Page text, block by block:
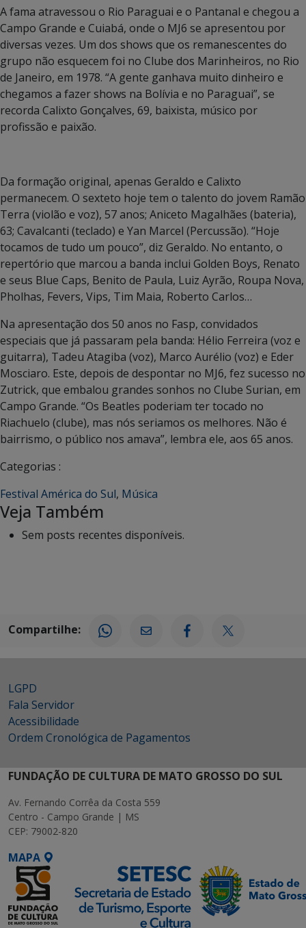
A fama atravessou o Rio Paraguai e o Pantanal e chegou a
Campo Grande e Cuiabá, onde o MJ6 se apresentou por
diversas vezes. Um dos shows que os remanescentes do
grupo não esquecem foi no Clube dos Marinheiros, no Rio
de Janeiro, em 1978. “A gente ganhava muito dinheiro e
chegamos a fazer shows na Bolívia e no Paraguai”, se
recorda Calixto Gonçalves, 69, baixista, músico por
profissão e paixão.
Da formação original, apenas Geraldo e Calixto
permanecem. O sexteto hoje tem o talento do jovem Ramão
Terra (violão e voz), 57 anos; Aniceto Magalhães (bateria),
63; Cavalcanti (teclado) e Yan Marcel (Percussão). “Hoje
tocamos de tudo um pouco”, diz Geraldo. No entanto, o
repertório que marcou a banda inclui Golden Boys, Renato
e seus Blue Caps, Benito de Paula, Luiz Ayrão, Roupa Nova,
Pholhas, Fevers, Vips, Tim Maia, Roberto Carlos…
Na apresentação dos 50 anos no Fasp, convidados
especiais que já passaram pela banda: Hélio Ferreira (voz e
guitarra), Tadeu Atagiba (voz), Marco Aurélio (voz) e Eder
Mosciaro. Este, depois de despontar no MJ6, fez sucesso no
Zutrick, que embalou grandes sonhos no Clube Surian, em
Campo Grande. “Os Beatles poderiam ter tocado no
Riachuelo (clube), mas nós seriamos os melhores. Não é
bairrismo, o público nos amava”, lembra ele, aos 65 anos.
Categorias :
Festival América do Sul, Música
Veja Também
Sem posts recentes disponíveis.
Compartilhe:
LGPD
Fala Servidor
Acessibilidade
Ordem Cronológica de Pagamentos
FUNDAÇÃO DE CULTURA DE MATO GROSSO DO SUL
Av. Fernando Corrêa da Costa 559
Centro - Campo Grande | MS
CEP: 79002-820
MAPA